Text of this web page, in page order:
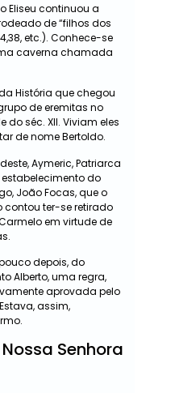
Eliseu continuou a
de “filhos dos
etc.). Conhece-se
caverna chamada
História que chegou
de eremitas no
do séc. XII. Viviam eles
de nome Bertoldo.
Aymeric, Patriarca
do
João Focas, que o
contou ter-se retirado
em virtude de
depois, do
Alberto, uma regra,
aprovada pelo
assim,
Senhora